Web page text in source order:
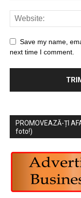
Save my name,
next time I comment.
PROMOVEAZĂ-ȚI
foto!)